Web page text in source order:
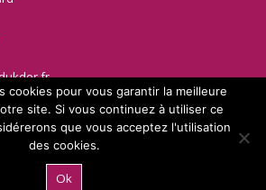
| Réalisé parLicom Développement
Mentions légales
cookies pour vous garantir la meilleure
site. Si vous continuez à utiliser ce
que vous acceptez l'utilisation
des cookies.
Ok